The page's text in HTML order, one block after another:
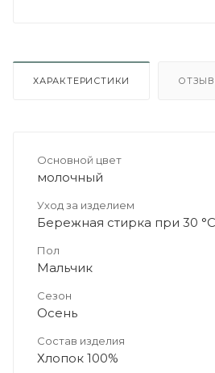
ХАРАКТЕРИСТИКИ
Основной цвет
молочный
Уход за изделием
Бережная стирка при 30 °C
Пол
Мальчик
Сезон
Осень
Состав изделия
Хлопок 100%